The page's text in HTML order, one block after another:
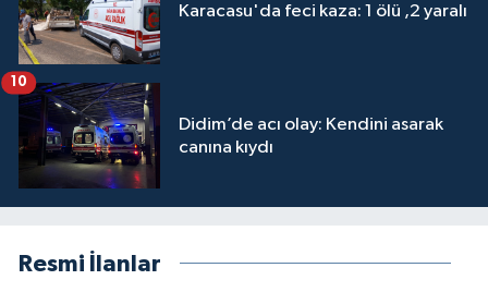
Karacasu'da feci kaza: 1 ölü ,2 yaralı
Didim’de acı olay: Kendini asarak
canına kıydı
10
Resmi İlanlar